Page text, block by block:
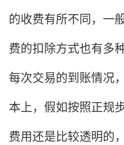
的收费有所不同，一
费的扣除方式也有多
每次交易的到账情况
本上，假如按照正规
费用还是比较透明的